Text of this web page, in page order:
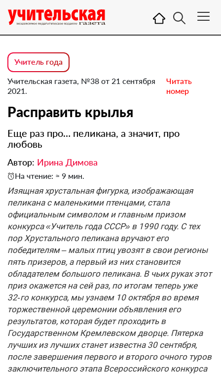
Учитель года
Учительская газета, №38 от 21 сентября
2021.
Читать
номер
Расправить крылья
Еще раз про… пеликана, а значит, про
любовь
Автор: Ирина Димова
На чтение: ≈ 9 мин.
Изящная хрустальная фигурка, изображающая
пеликана с маленькими птенцами, стала
официальным символом и главным призом
конкурса «Учитель года СССР» в 1990 году. С тех
пор Хрустального пеликана вручают его
победителям – малых птиц увозят в свои регионы
пять призеров, а первый из них становится
обладателем большого пеликана. В чьих руках этот
приз окажется на сей раз, по итогам теперь уже
32‑го конкурса, мы узнаем 10 октября во время
торжественной церемонии объявления его
результатов, которая будет проходить в
Государственном Кремлевском дворце. Пятерка
лучших из лучших станет известна 30 сентября,
после завершения первого и второго очного туров
заключительного этапа Всероссийского конкурса